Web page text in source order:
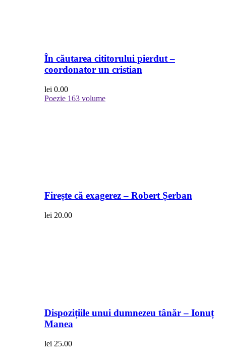
În căutarea cititorului pierdut –
coordonator un cristian
lei 0.00
Poezie 163 volume
Firește că exagerez – Robert Șerban
lei 20.00
Dispozițiile unui dumnezeu tânăr – Ionuț
Manea
lei 25.00